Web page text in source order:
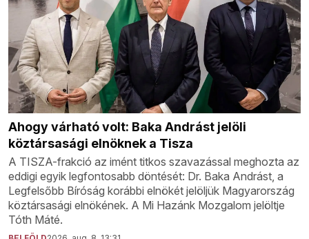
Ahogy várható volt: Baka Andrást jelöli
köztársasági elnöknek a Tisza
A TISZA-frakció az imént titkos szavazással meghozta az
eddigi egyik legfontosabb döntését: Dr. Baka Andrást, a
Legfelsőbb Bíróság korábbi elnökét jelöljük Magyarország
köztársasági elnökének. A Mi Hazánk Mozgalom jelöltje
Tóth Máté.